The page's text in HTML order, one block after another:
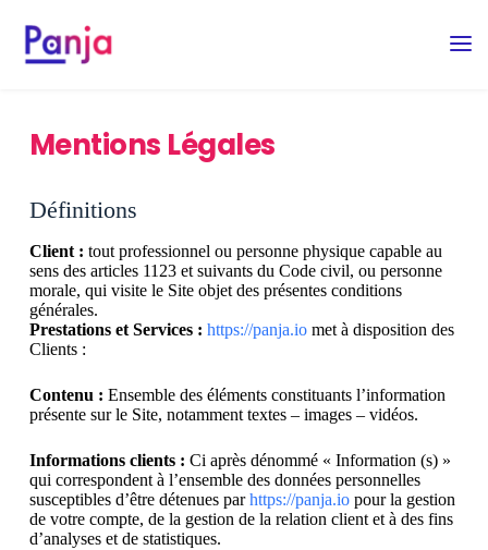
Mentions Légales
Définitions
Client : tout professionnel ou personne physique capable au
sens des articles 1123 et suivants du Code civil, ou personne
morale, qui visite le Site objet des présentes conditions
générales.
Prestations et Services : https://panja.iomet à disposition des
Clients :
Contenu : Ensemble des éléments constituants l’information
présente sur le Site, notamment textes – images – vidéos.
Informations clients : Ci après dénommé « Information (s) »
qui correspondent à l’ensemble des données personnelles
susceptibles d’être détenues parhttps://panja.iopour la gestion
de votre compte, de la gestion de la relation client et à des fins
d’analyses et de statistiques.